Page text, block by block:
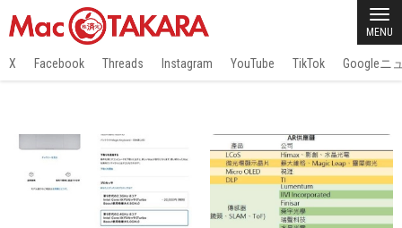
MENU
X Facebook Threads Instagram YouTube TikTok Googleニ